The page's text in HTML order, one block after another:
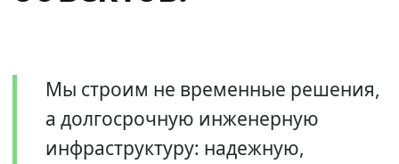
Мы строим не временные решения,
а долгосрочную инженерную
инфраструктуру: надежную,